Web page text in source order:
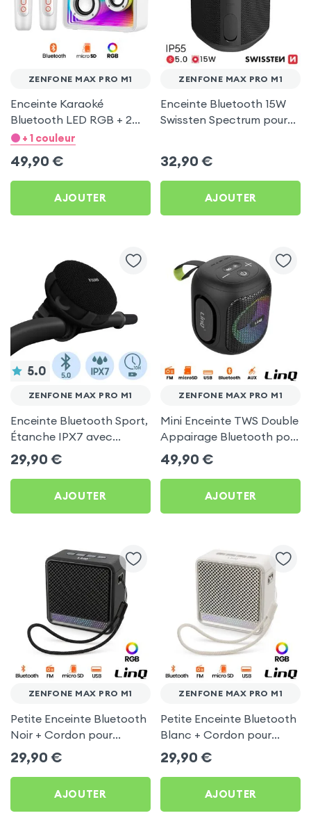
ZENFONE MAX PRO M1
Enceinte Karaoké
Bluetooth LED RGB + 2
Micros - Blanc pour
+ 1 couleur
49,90 €
AJOUTER
ZENFONE MAX PRO M1
Enceinte Bluetooth 15W
Swissten Spectrum pour
32,90 €
AJOUTER
5.0
ZENFONE MAX PRO M1
Enceinte Bluetooth Sport,
Étanche IPX7 avec
Support pour vélo - Noir
pour Zenfone Max Pro M1
29,90 €
AJOUTER
ZENFONE MAX PRO M1
Mini Enceinte TWS Double
Appairage Bluetooth pour
Zenfone Max Pro M1
49,90 €
AJOUTER
ZENFONE MAX PRO M1
Petite Enceinte Bluetooth
Noir + Cordon pour
Zenfone Max Pro M1
29,90 €
AJOUTER
ZENFONE MAX PRO M1
Petite Enceinte Bluetooth
Blanc + Cordon pour
Zenfone Max Pro M1
29,90 €
AJOUTER